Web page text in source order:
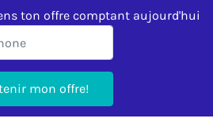
ton offre comptant aujourd'hui